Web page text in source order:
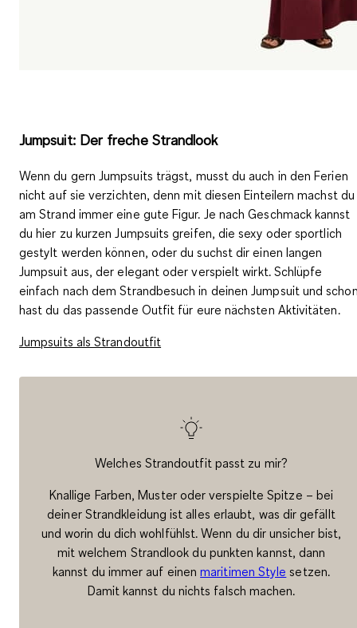
Jumpsuit: Der freche Strandlook
Wenn du gern Jumpsuits trägst, musst du auch in den Ferien
nicht auf sie verzichten, denn mit diesen Einteilern machst du
am Strand immer eine gute Figur. Je nach Geschmack kannst
du hier zu kurzen Jumpsuits greifen, diesexy oder sportlich
gestylt werden können, oder du suchst dir einen langen
Jumpsuit aus, derelegant oder verspielt wirkt. Schlüpfe
einfach nach dem Strandbesuch in deinen Jumpsuit und
hast du das passende Outfit für eure nächsten Aktivitäten.
Jumpsuits als Strandoutfit
Welches Strandoutfit passt zu mir?
Knallige Farben, Muster oder verspielte Spitze – bei
deiner Strandkleidung ist alles erlaubt, was dir gefällt
und worin du dich wohlfühlst. Wenn du dir unsicher bist,
mit welchem Strandlook du punkten kannst, dann
kannst du immer auf einenmaritimen Style setzen.
Damit kannst du nichts falsch machen.